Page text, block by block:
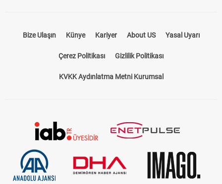
Bize Ulaşın Künye Kariyer About US Yasal Uyarı
Çerez Politikası Gizlilik Politikası
KVKK Aydınlatma Metni Kurumsal